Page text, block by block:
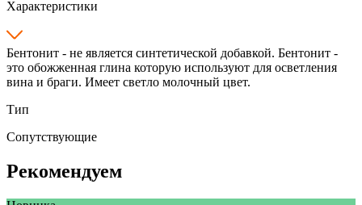
Характеристики
Бентонит - не является синтетической добавкой. Бентонит -
это обожженная глина которую используют для осветления
вина и браги. Имеет светло молочный цвет.
Тип
Сопутствующие
Рекомендуем